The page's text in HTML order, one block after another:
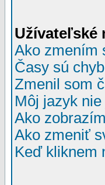
Užívateľské
Ako zmením
Časy sú
Zmenil som
Môj jazyk
Ako
Ako zmeniť
Keď kliknem